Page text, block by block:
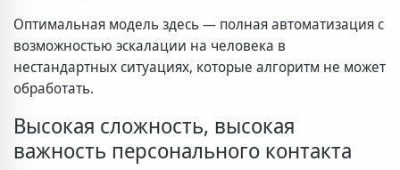
Оптимальная модель здесь — полная автоматизация с
возможностью эскалации на человека в
нестандартных ситуациях, которые алгоритм не может
обработать.
Высокая сложность, высокая
важность персонального контакта